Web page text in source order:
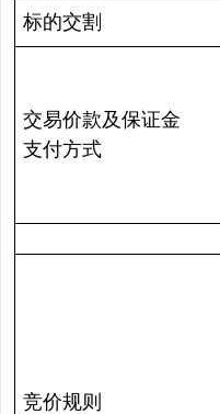
标的交割
交易价款及保证金
支付方式
竞价规则